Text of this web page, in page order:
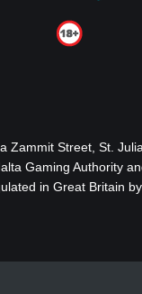
Zammit Street, St.
Gaming Authority
in Great Britain